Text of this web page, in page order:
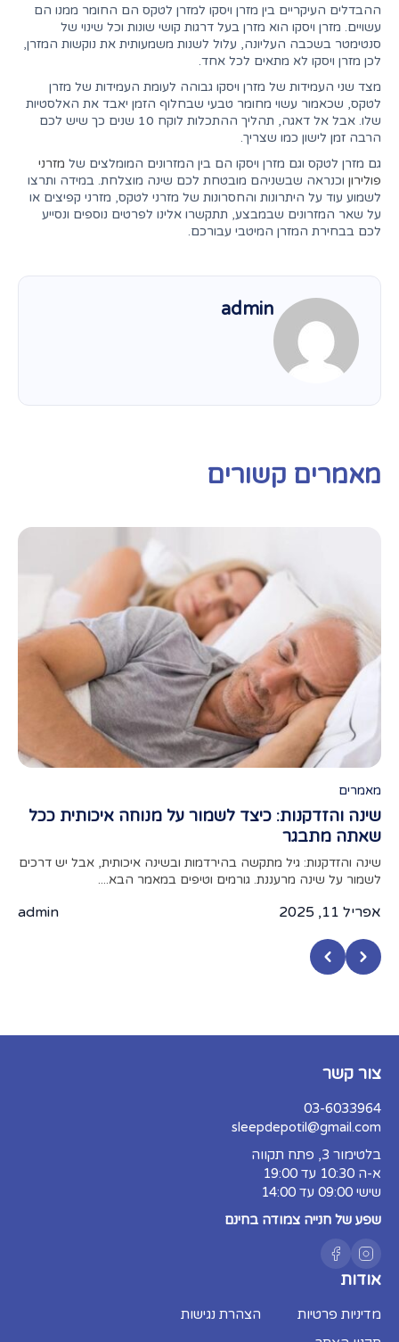
ההבדלים העיקריים בין מזרן ויסקו למזרן לטקס הם החומר ממנו הם
עשויים. מזרן ויסקו הוא מזרן בעל דרגות קושי שונות וכל שינוי של
סנטימטר בשכבה העליונה, עלול לשנות משמעותית את נוקשות המזרן,
לכן מזרן ויסקו לא מתאים לכל אחד.
מצד שני העמידות של מזרן ויסקו גבוהה לעומת העמידות של מזרן
לטקס, שכאמור עשוי מחומר טבעי שבחלוף הזמן יאבד את האלסטיות
שלו. אבל אל דאגה, תהליך ההתכלות לוקח 10 שנים כך שיש לכם
הרבה זמן לישון כמו שצריך.
גם מזרן לטקס וגם מזרן ויסקו הם בין המזרונים המומלצים של מזרני
פולירון וכנראה שבשניהם מובטחת לכם שינה מוצלחת. במידה ותרצו
לשמוע עוד על היתרונות והחסרונות של מזרני לטקס, מזרני קפיצים או
על שאר המזרונים שבמבצע, תתקשרו אלינו לפרטים נוספים ונסייע
לכם בבחירת המזרן המיטבי עבורכם.
admin
מאמרים קשורים
מאמרים
שינה והזדקנות: כיצד לשמור על מנוחה איכותית ככל
שאתה מתבגר
שינה והזדקנות: גיל מתקשה בהירדמות ובשינה איכותית, אבל יש דרכים
לשמור על שינה מרעננת. גורמים וטיפים במאמר הבא....
אפריל 11, 2025 admin
אודות
מדיניות פרטיות
הצהרת נגישות
צור קשר
03-6033964
sleepdepotil@gmail.com
בלטימור 3, פתח תקווה
א-ה 10:30 עד 19:00
שישי 09:00 עד 14:00
שפע של חנייה צמודה בחינם